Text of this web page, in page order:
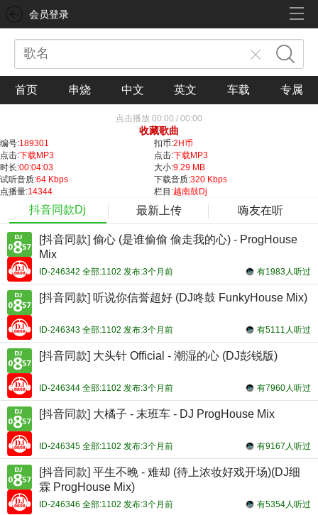
会员登录
首页 串烧 中文 英文 车载 专属
点击播放 00:00 / 00:00
收藏歌曲
编号:189301 扣币:2H币
点击:下载MP3 点击:下载MP3
时长:00:04:03 大小:9.29 MB
试听音质:64 Kbps 下载音质:320 Kbps
点播量:14344 栏目:越南鼓Dj
抖音同款Dj 最新上传 嗨友在听
[抖音同款] 偷心 (是谁偷偷 偷走我的心) - ProgHouse
Mix
有1983人听过
ID-246342 全部:1102 发布:3个月前
[抖音同款] 听说你信誉超好 (DJ咚鼓 FunkyHouse Mix)
有5111人听过
ID-246343 全部:1102 发布:3个月前
[抖音同款] 大头针 Official - 潮湿的心 (DJ彭锐版)
有7960人听过
ID-246344 全部:1102 发布:3个月前
[抖音同款] 大橘子 - 末班车 - DJ ProgHouse Mix
有9167人听过
ID-246345 全部:1102 发布:3个月前
[抖音同款] 平生不晚 - 难却 (待上浓妆好戏开场)(DJ细
霖 ProgHouse Mix)
有5354人听过
ID-246346 全部:1102 发布:3个月前